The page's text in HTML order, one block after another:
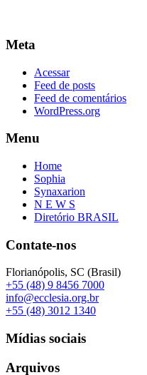
Meta
Acessar
Feed de posts
Feed de comentários
WordPress.org
Menu
Home
Sophia
Synaxarion
N E W S
Diretório BRASIL
Contate-nos
Florianópolis, SC (Brasil)
+55 (48) 9 8456 7000
info@ecclesia.org.br
+55 (48) 3012 1340
Mídias sociais
Arquivos